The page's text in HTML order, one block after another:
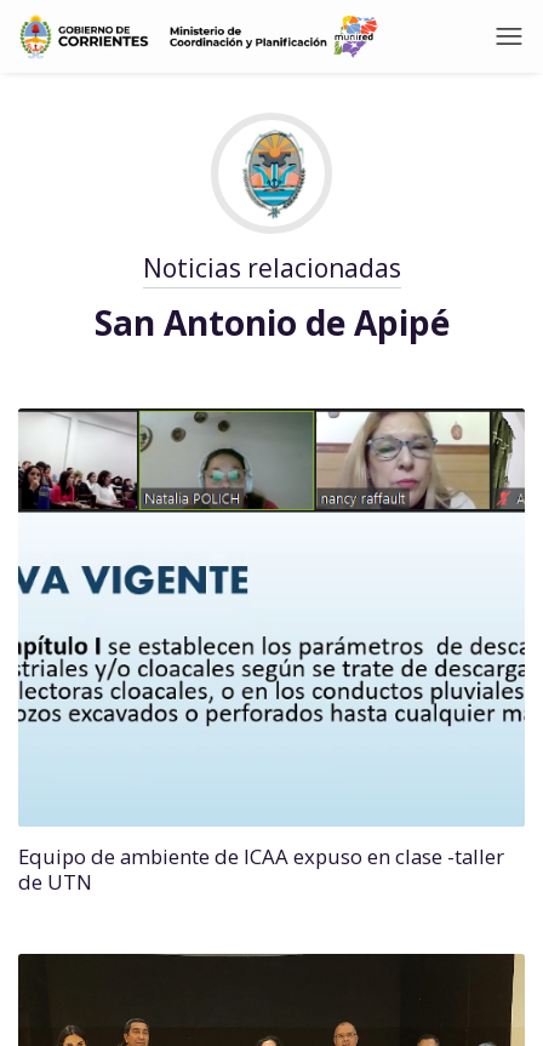
Noticias relacionadas
San Antonio de Apipé
Equipo de ambiente de ICAA expuso en clase -taller
de UTN